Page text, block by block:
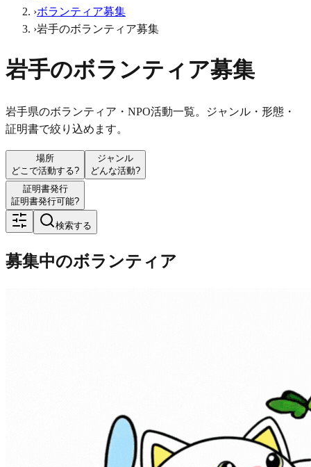
›ボランティア募集
›岩手のボランティア募集
岩手のボランティア募集
岩手県のボランティア・NPO活動一覧。ジャンル・形態・
証明書で絞り込めます。
場所
どこで活動する?
ジャンル
どんな活動?
証明書発行
証明書発行可能?
検索する
募集中のボランティア